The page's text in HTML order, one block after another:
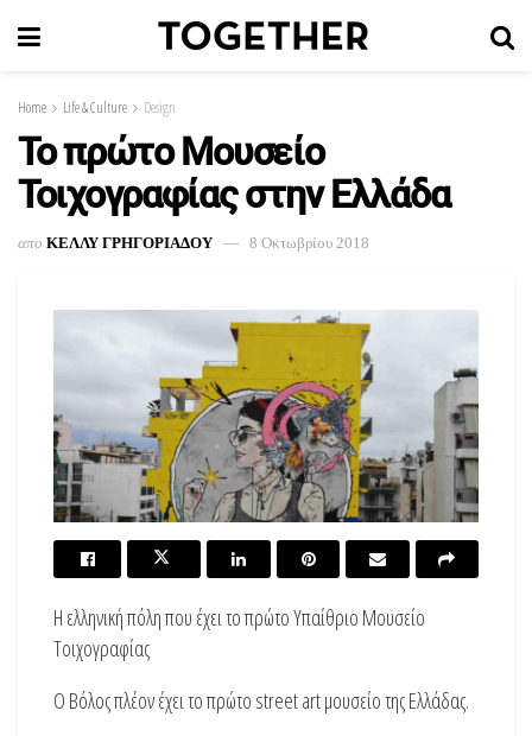
Home Life & Culture Design
Το πρώτο Μουσείο
Τοιχογραφίας στην Ελλάδα
απο ΚΕΛΛΥ ΓΡΗΓΟΡΙΑΔΟΥ 8 Οκτωβρίου 2018
Η ελληνική πόλη που έχει το πρώτο Υπαίθριο Μουσείο
Τοιχογραφίας
Ο Βόλος πλέον έχει το πρώτο street art μουσείο της Ελλάδας.